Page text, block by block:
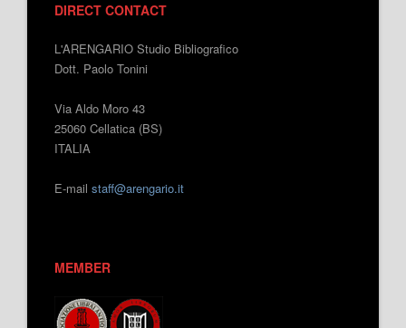
DIRECT CONTACT
L'ARENGARIO Studio Bibliografico
Dott. Paolo Tonini
Via Aldo Moro 43
25060 Cellatica (BS)
ITALIA
E-mail staff@arengario.it
MEMBER